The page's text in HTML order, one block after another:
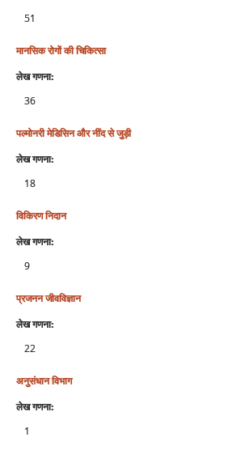
51
मानसिक रोगों की चिकित्सा
लेख गणना:
36
पल्मोनरी मेडिसिन और नींद से जुड़ी
लेख गणना:
18
विकिरण निदान
लेख गणना:
9
प्रजनन जीवविज्ञान
लेख गणना:
22
अनुसंधान विभाग
लेख गणना:
1